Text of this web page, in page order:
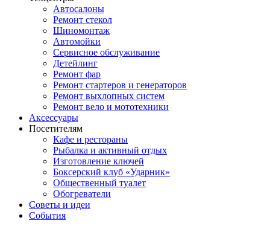
Автосалоны
Ремонт стекол
Шиномонтаж
Автомойки
Сервисное обслуживание
Детейлинг
Ремонт фар
Ремонт стартеров и генераторов
Ремонт выхлопных систем
Ремонт вело и мототехники
Аксессуары
Посетителям
Кафе и рестораны
Рыбалка и активный отдых
Изготовление ключей
Боксерский клуб «Ударник»
Общественный туалет
Обогреватели
Советы и идеи
События